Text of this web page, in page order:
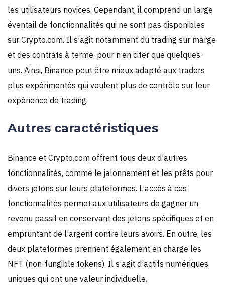
les utilisateurs novices. Cependant, il comprend un large
éventail de fonctionnalités qui ne sont pas disponibles
sur Crypto.com. Il s’agit notamment du trading sur marge
et des contrats à terme, pour n’en citer que quelques-
uns. Ainsi, Binance peut être mieux adapté aux traders
plus expérimentés qui veulent plus de contrôle sur leur
expérience de trading.
Autres caractéristiques
Binance et Crypto.com offrent tous deux d’autres
fonctionnalités, comme le jalonnement et les prêts pour
divers jetons sur leurs plateformes. L’accès à ces
fonctionnalités permet aux utilisateurs de gagner un
revenu passif en conservant des jetons spécifiques et en
empruntant de l’argent contre leurs avoirs. En outre, les
deux plateformes prennent également en charge les
NFT (non-fungible tokens). Il s’agit d’actifs numériques
uniques qui ont une valeur individuelle.